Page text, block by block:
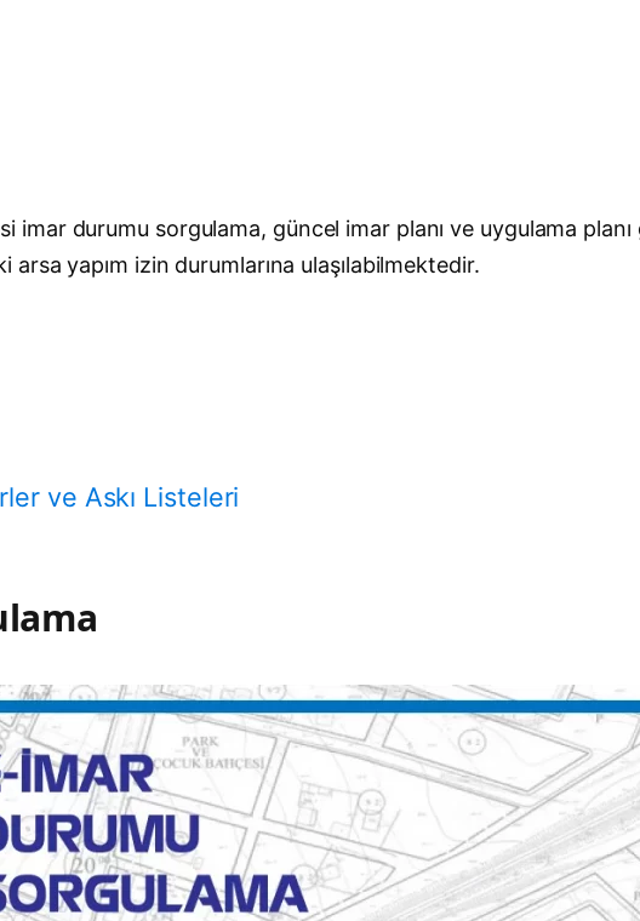
imar durumu sorgulama, güncel imar planı ve uygulama
yapım izin durumlarına ulaşılabilmektedir.
ve Askı Listeleri